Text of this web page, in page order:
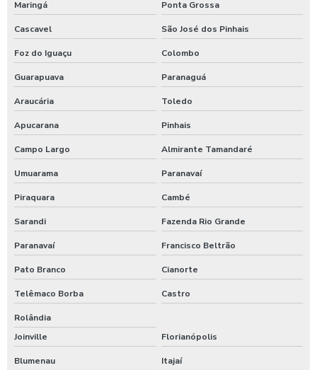
Maringá Ponta Grossa
Cascavel São José dos Pinhais
Foz do Iguaçu Colombo
Guarapuava Paranaguá
Araucária Toledo
Apucarana Pinhais
Campo Largo Almirante Tamandaré
Umuarama Paranavaí
Piraquara Cambé
Sarandi Fazenda Rio Grande
Paranavaí Francisco Beltrão
Pato Branco Cianorte
Telêmaco Borba Castro
Rolândia
Joinville
Florianópolis
Blumenau Itajaí